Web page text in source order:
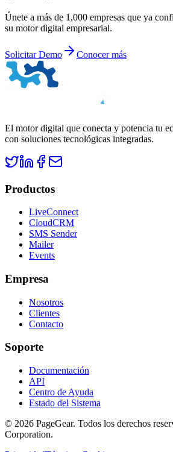
Únete a más de 1,000 empresas que ya
su motor digital empresarial.
Solicitar Demo Conocer más
El motor digital que conecta y potencia tu
con soluciones tecnológicas integradas.
Productos
LiveConnect
CloudCRM
SMS Sender
Mailer
Events
Empresa
Nosotros
Clientes
Contacto
Soporte
Documentación
API
Centro de Ayuda
Estado del Sistema
© 2026 PageGear. Todos los derechos
Corporation.